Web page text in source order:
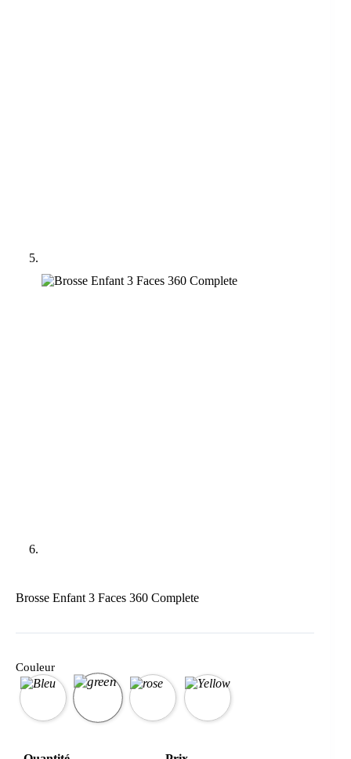
Brosse Enfant 3 Faces 360 Complete
Couleur